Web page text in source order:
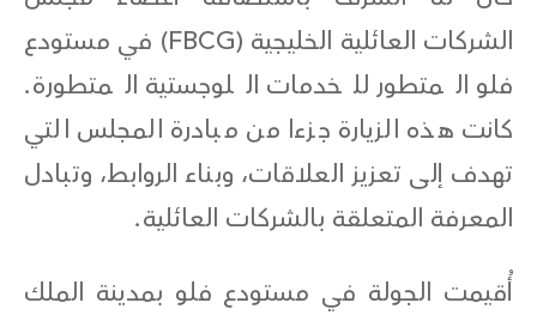
الشركات العائلية الخليجية (FBCG) في مستودع
فلو المتطور للخدمات اللوجستية المتطورة.
كانت هذه الزيارة جزءا من مبادرة المجلس التي
تهدف إلى تعزيز العلاقات، وبناء الروابط، وتبادل
المعرفة المتعلقة بالشركات العائلية.
أُقيمت الجولة في مستودع فلو بمدينة الملك